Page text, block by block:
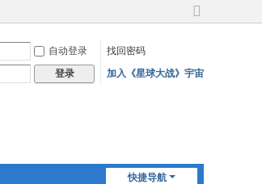
切
宽
自动登录
找回密码
登录 加入《星球大战》宇宙
快捷导航